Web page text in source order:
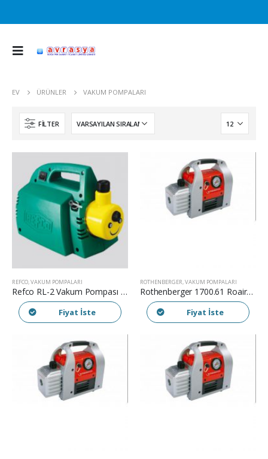
EV ÜRÜNLER VAKUM POMPALARI
FILTER
REFCO,VAKUM POMPALARI
Refco RL-2 Vakum Pompası ( 2.1 m3/h )
Fiyat İste
ROTHENBERGER,VAKUM POMPALARI
Rothenberger 1700.61 Roairvac 1,5 Vakum Pompası ( 2,5m3/h )
Fiyat İste